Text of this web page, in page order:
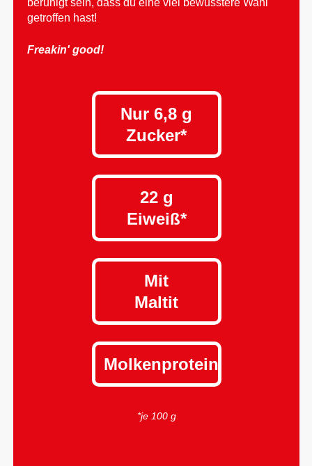
beruhigt sein, dass du eine viel bewusstere Wahl
getroffen hast!
Freakin' good!
Nur 6,8 g
Zucker*
22 g
Eiweiß*
Mit
Maltit
Molkenprotein
*je 100 g